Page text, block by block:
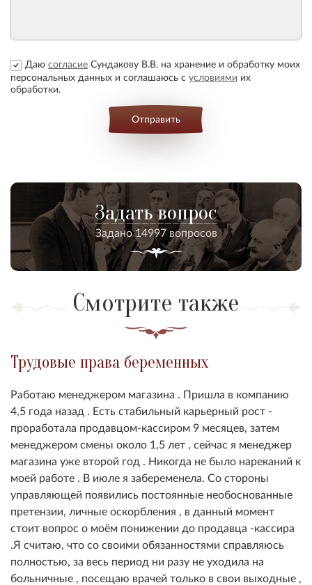
Даю согласие Сундакову В.В. на хранение и обработку моих
персональных данных и соглашаюсь с условиями их
обработки.
Отправить
Задать вопрос
Задано 14997 вопросов
Смотрите также
Трудовые права беременных
Работаю менеджером магазина . Пришла в компанию
4,5 года назад . Есть стабильный карьерный рост -
проработала продавцом-кассиром 9 месяцев, затем
менеджером смены около 1,5 лет , сейчас я менеджер
магазина уже второй год . Никогда не было нареканий к
моей работе . В июле я забеременела. Со стороны
управляющей появились постоянные необоснованные
претензии, личные оскорбления , в данный момент
стоит вопрос о моём понижении до продавца -кассира
.Я считаю, что со своими обязанностями справляюсь
полностью, за весь период ни разу не уходила на
больничные , посещаю врачей только в свои выходные ,